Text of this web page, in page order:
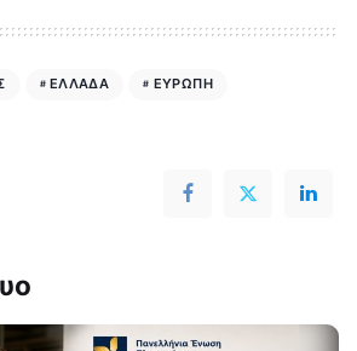
ΕΛΛΑΔΑ
ΕΥΡΩΠΗ